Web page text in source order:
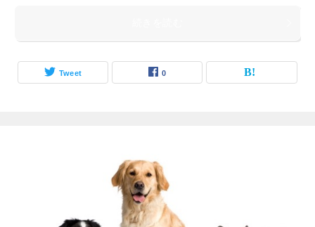
Tweet 0